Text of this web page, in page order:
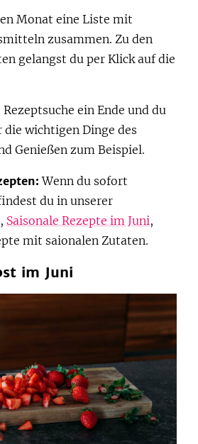
Monat eine Liste mit
zusammen. Zu den
gelangst du per Klick auf die
ein Ende und du
wichtigen Dinge des
Genießen zum Beispiel.
Wenn du sofort
du in unserer
Saisonale Rezepte im Juni,
mit saionalen Zutaten.
im Juni